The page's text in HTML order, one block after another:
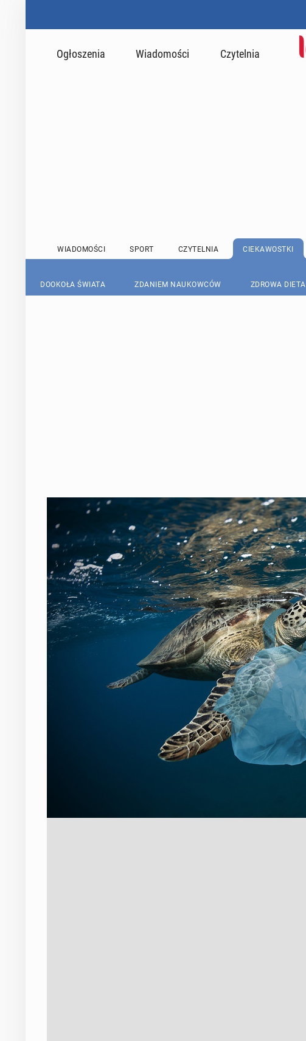
Ogłoszenia Wiadomości Czytelnia
WIADOMOŚCI SPORT CZYTELNIA CIEKAWOSTKI
DOOKOŁA ŚWIATA ZDANIEM NAUKOWCÓW ZDROWA DIETA